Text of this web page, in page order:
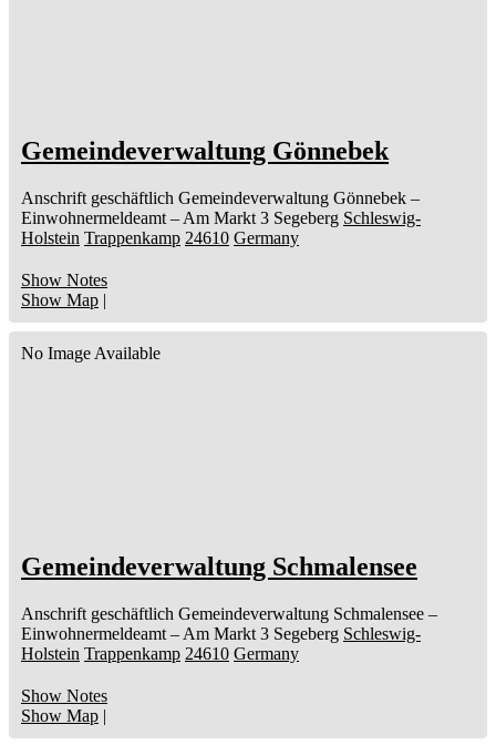
Gemeindeverwaltung Gönnebek
Anschrift geschäftlich Gemeindeverwaltung Gönnebek –
Einwohnermeldeamt – Am Markt 3 Segeberg Schleswig-
Holstein Trappenkamp 24610 Germany
Show Notes
Show Map |
No Image Available
Gemeindeverwaltung Schmalensee
Anschrift geschäftlich Gemeindeverwaltung Schmalensee –
Einwohnermeldeamt – Am Markt 3 Segeberg Schleswig-
Holstein Trappenkamp 24610 Germany
Show Notes
Show Map |